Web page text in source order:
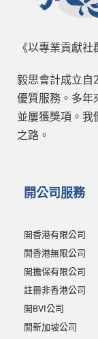
《以專業貢獻
毅思會計成立自
優質服務。多年
並屢獲獎項。我
之路。
開公司服務
開香港有限公司
開香港無限公司
開擔保有限公司
註冊非香港公司
開BVI公司
開新加坡公司